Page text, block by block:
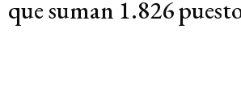
que suman 1.826